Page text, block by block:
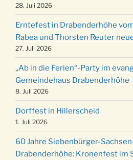
24.12.
Familiengottesdienst
Gemeindehaus um
24.12. Familiengottesdienst in
24.12.
15:00 Uhr
24.12.
18:00 Uhr
24.12.
Christmette mit der ev.
um 23:00 Uhr
31.12.
Gottesdienst zu
18:00 Uhr
28. Juli 2026
Erntefest in Drabenderhöhe
Rabea und Thorsten Reuter
27. Juli 2026
„Ab in die Ferien“-Party im
Gemeindehaus Drabenderhöhe
8. Juli 2026
Dorffest in Hillerscheid
1. Juli 2026
60 Jahre Siebenbürger-
Drabenderhöhe: Kronenfest im